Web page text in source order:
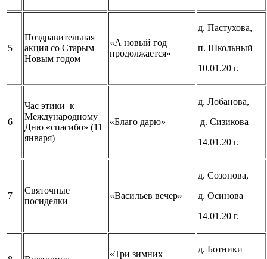
5
Поздравительная
акция со Старым
Новым годом
«А новый год
продолжается»
д. Пастухова,
п. Школьный
10.01.20 г.
6
Час этики к
Международному
Дню «спасибо» (11
января)
«Благо дарю»
д. Лобанова,
д. Сизикова
14.01.20 г.
7
Святочные
посиделки
«Васильев вечер»
д. Созонова,
д. Осинова
14.01.20 г.
«Три зимних
д. Ботники